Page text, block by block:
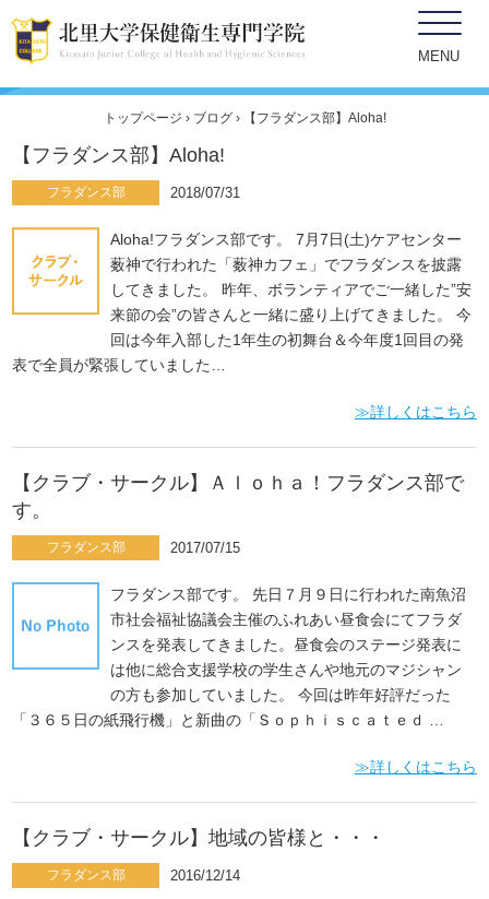
MENU
ブログ
トップページ › ブログ› 【フラダンス部】Aloha!
【フラダンス部】Aloha!
フラダンス部 2018/07/31
Aloha!フラダンス部です。 7月7日(土)ケアセンター
薮神で行われた「薮神カフェ」でフラダンスを披露
してきました。 昨年、ボランティアでご一緒した”安
来節の会”の皆さんと一緒に盛り上げてきました。 今
回は今年入部した1年生の初舞台＆今年度1回目の発
表で全員が緊張していました…
≫詳しくはこちら
【クラブ・サークル】Ａｌｏｈａ！フラダンス部で
す。
フラダンス部 2017/07/15
フラダンス部です。 先日７月９日に行われた南魚沼
市社会福祉協議会主催のふれあい昼食会にてフラダ
ンスを発表してきました。昼食会のステージ発表に
は他に総合支援学校の学生さんや地元のマジシャン
の方も参加していました。 今回は昨年好評だった
「３６５日の紙飛行機」と新曲の「Ｓｏｐｈｉｓｃａｔｅｄ …
≫詳しくはこちら
【クラブ・サークル】地域の皆様と・・・
フラダンス部 2016/12/14